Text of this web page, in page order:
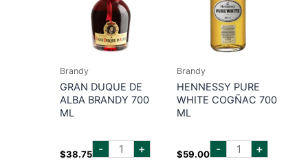
Brandy
GRAN DUQUE DE
ALBA BRANDY 700
ML
$38.75 - gran
duque+
Brandy
HENNESSY PURE
WHITE COGÑAC 700
ML
$59.00 - HENNESSY
PURE +